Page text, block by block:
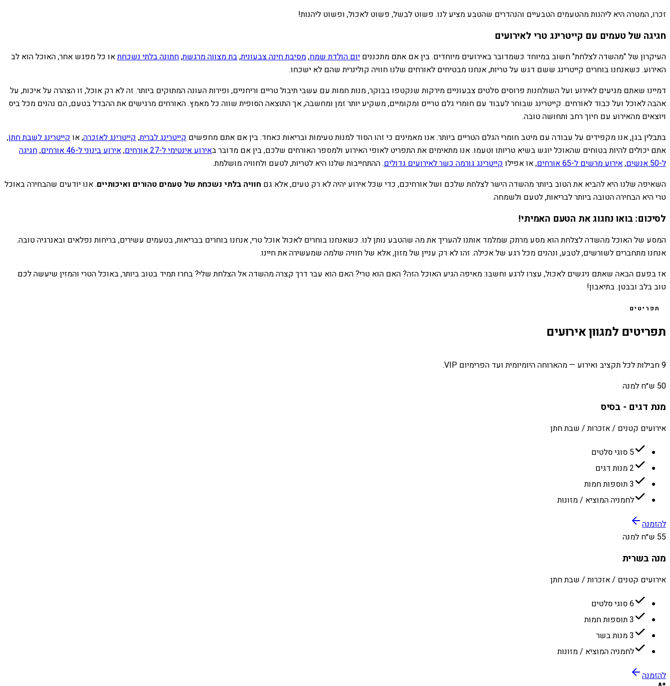
זכרו, המטרה היא ליהנות מהטעמים הטבעיים והנהדרים שהטבע מציע לנו. פשוט לבשל, פשוט לאכול, ופשוט ליהנות!
חגיגה של טעמים עם קייטרינג טרי לאירועים
העיקרון של "מהשדה לצלחת" חשוב במיוחד כשמדובר באירועים מיוחדים. בין אם אתם מתכננים יום הולדת שמח,מסיבת חינה צבעונית,בת מצווה מרגשת,חתונה בלתי נשכחתאו כל מפגש אחר, האוכל הוא לב
האירוע. כשאנחנו בוחרים קייטרינג ששם דגש על טריות, אנחנו מבטיחים לאורחים שלנו חוויה קולינרית שהם לא ישכחו.
דמיינו שאתם מגיעים לאירוע ועל השולחנות פרוסים סלטים צבעוניים מירקות שנקטפו בבוקר, מנות חמות עם עשבי תיבול טריים וריחניים, ופירות העונה המתוקים ביותר. זה לא רק אוכל, זו הצהרה על איכות, על
אהבה לאוכל ועל כבוד לאורחים. קייטרינג שבוחר לעבוד עם חומרי גלם טריים ומקומיים, משקיע יותר זמן ומחשבה, אך התוצאה הסופית שווה כל מאמץ. האורחים מרגישים את ההבדל בטעם, הם נהנים מכל ביס
ויוצאים מהאירוע עם חיוך רחב ותחושה טובה.
בתבלין בגן, אנו מקפידים על עבודה עם מיטב חומרי הגלם הטריים ביותר. אנו מאמינים כי זהו הסוד למנות טעימות ובריאות כאחד. בין אם אתם מחפשים קייטרינג לברית,קייטרינג לאזכרה, אוקייטרינג לשבת חתן,
אתם יכולים להיות בטוחים שהאוכל יוגש בשיא טריותו וטעמו. אנו מתאימים את התפריט לאופי האירוע ולמספר האורחים שלכם, בין אם מדובר באירוע אינטימי ל-27 אורחים ,אירוע בינוני ל-46 אורחים ,חגיגה
ל-50 אנשים
,אירוע מרשים ל-65 אורחים , או אפילוקייטרינג גורמה כשר לאירועים גדולים. ההתחייבות שלנו היא לטריות, לטעם ולחוויה מושלמת.
השאיפה שלנו היא להביא את הטוב ביותר מהשדה הישר לצלחת שלכם ושל אורחיכם, כדי שכל אירוע יהיה לא רק טעים, אלא גם חוויה בלתי נשכחת של טעמים טהורים ואיכותיים. אנו יודעים שהבחירה באוכל
טרי היא הבחירה הטובה ביותר לבריאות, לטעם ולשמחה.
לסיכום: בואו נחגוג את הטעם האמיתי!
המסע של האוכל מהשדה לצלחת הוא מסע מרתק שמלמד אותנו להעריך את מה שהטבע נותן לנו. כשאנחנו בוחרים לאכול אוכל טרי, אנחנו בוחרים בבריאות, בטעמים עשירים, בריחות נפלאים ובאנרגיה טובה.
אנחנו מתחברים לשורשים, לטבע, ונהנים מכל רגע של אכילה. זהו לא רק עניין של מזון, אלא של חוויה שלמה שמעשירה את חיינו.
אז בפעם הבאה שאתם ניגשים לאכול, עצרו לרגע וחשבו: מאיפה הגיע האוכל הזה? האם הוא טרי? האם הוא עבר דרך קצרה מהשדה אל הצלחת שלי? בחרו תמיד בטוב ביותר, באוכל הטרי והמזין שיעשה לכם
טוב בלב ובבטן. בתיאבון!
תפריטים
תפריטים למגוון אירועים
9 חבילות לכל תקציב ואירוע — מהארוחה היומיומית ועד הפרימיום VIP.
50 ש״ח למנה
מנת דגים - בסיס
אירועים קטנים / אזכרות / שבת חתן
5 סוגי סלטים
2 מנות דגים
3 תוספות חמות
לחמניה המוציא / מזונות
להזמנה
55 ש״ח למנה
מנה בשרית
אירועים קטנים / אזכרות / שבת חתן
6 סוגי סלטים
3 תוספות חמות
3 מנות בשר
לחמניה המוציא / מזונות
להזמנה